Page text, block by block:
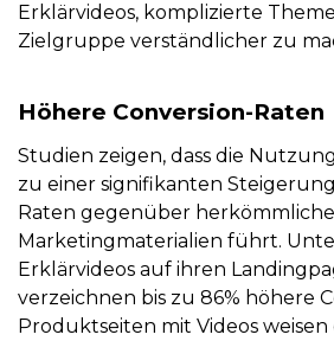
Erklärvideos, komplizierte
Zielgruppe verständlicher zu
Höhere Conversion-Raten
Studien zeigen, dass die
zu einer signifikanten
Raten gegenüber
Marketingmaterialien führt.
Erklärvideos auf ihren
verzeichnen bis zu 86% höhere
Produktseiten mit Videos